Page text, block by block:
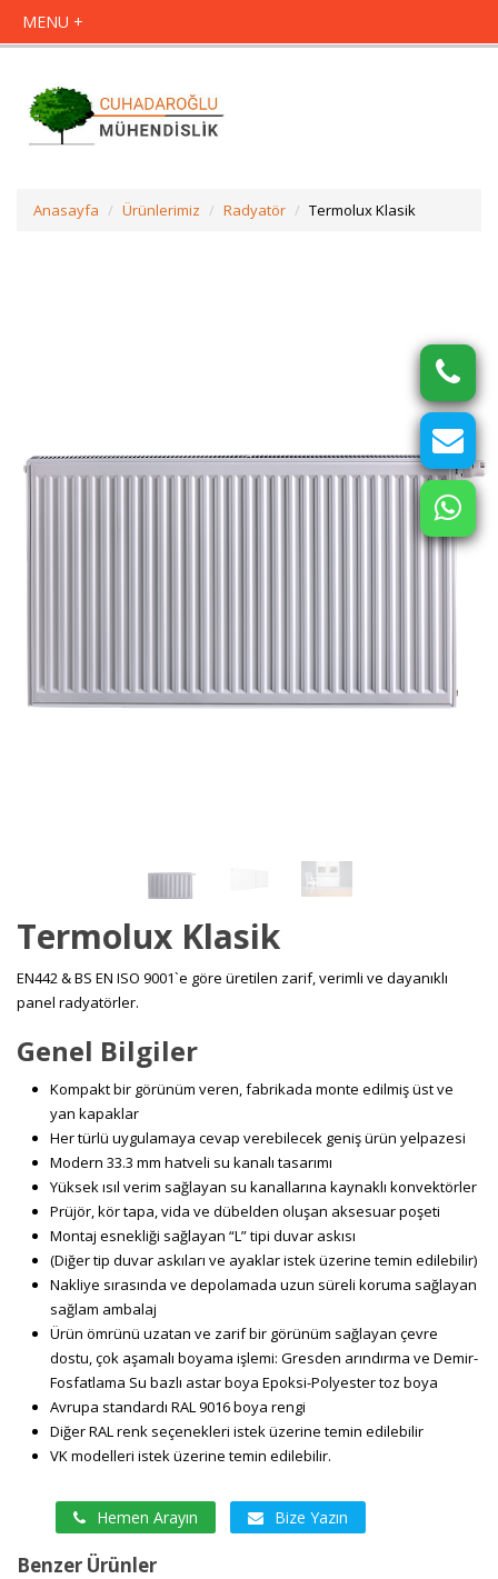
Anasayfa Ürünlerimiz Radyatör Termolux Klasik
Termolux Klasik
EN442 & BS EN ISO 9001`e göre üretilen zarif, verimli ve dayanıklı
panel radyatörler.
Genel Bilgiler
Kompakt bir görünüm veren, fabrikada monte edilmiş üst ve
yan kapaklar
Her türlü uygulamaya cevap verebilecek geniş ürün yelpazesi
Modern 33.3 mm hatveli su kanalı tasarımı
Yüksek ısıl verim sağlayan su kanallarına kaynaklı konvektörler
Prüjör, kör tapa, vida ve dübelden oluşan aksesuar poşeti
Montaj esnekliği sağlayan “L” tipi duvar askısı
(Diğer tip duvar askıları ve ayaklar istek üzerine temin edilebilir)
Nakliye sırasında ve depolamada uzun süreli koruma sağlayan
sağlam ambalaj
Ürün ömrünü uzatan ve zarif bir görünüm sağlayan çevre
dostu, çok aşamalı boyama işlemi: Gresden arındırma ve Demir-
Fosfatlama Su bazlı astar boya Epoksi-Polyester toz boya
Avrupa standardı RAL 9016 boya rengi
Diğer RAL renk seçenekleri istek üzerine temin edilebilir
VK modelleri istek üzerine temin edilebilir.
Hemen Arayın Bize Yazın
Benzer Ürünler